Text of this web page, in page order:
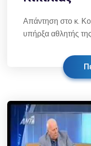
Απάντηση στο κ.
υπήρξα αθλητής